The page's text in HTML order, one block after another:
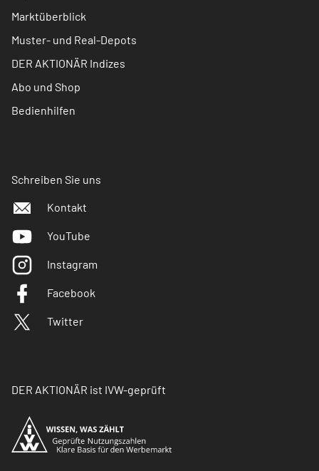
Marktüberblick
Muster- und Real-Depots
DER AKTIONÄR Indizes
Abo und Shop
Bedienhilfen
Schreiben Sie uns
Kontakt
YouTube
Instagram
Facebook
Twitter
DER AKTIONÄR ist IVW-geprüft